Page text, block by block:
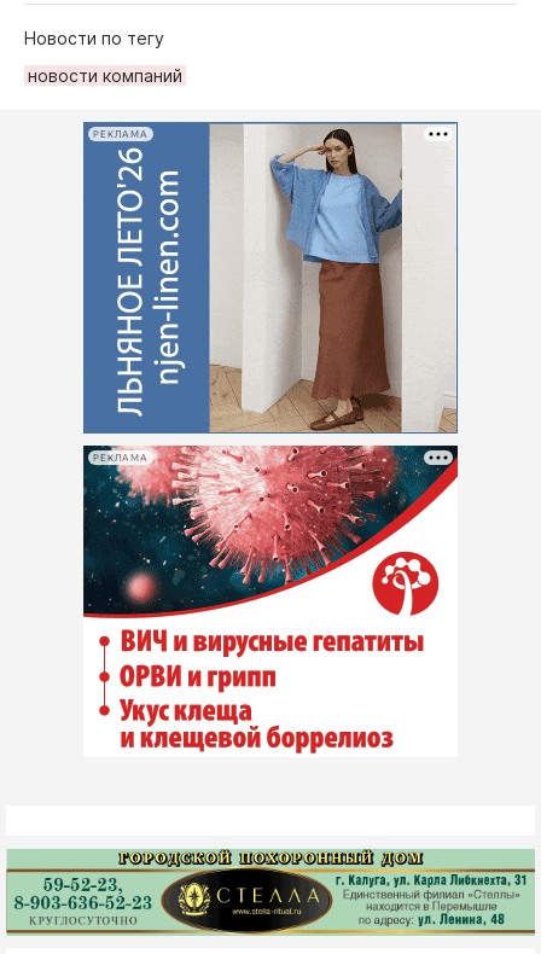
Новости по тегу
новости компаний
РЕКЛАМА
РЕКЛАМА